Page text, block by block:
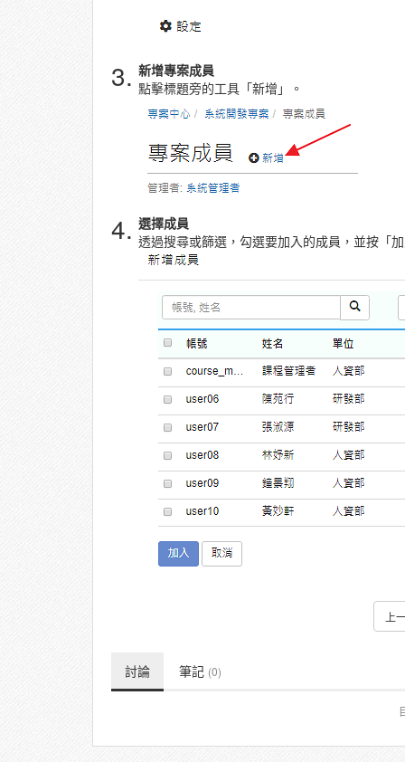
3. 新增專案成員
點擊標題旁的工具「新增」。
4. 選擇成員
透過搜尋或篩選，勾選要加入的成員，並按「
上
討論 筆記 (0)